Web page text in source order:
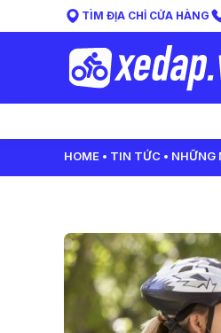
TÌM ĐỊA CHỈ CỬA HÀNG
HOME TIN TỨC NHỮNG